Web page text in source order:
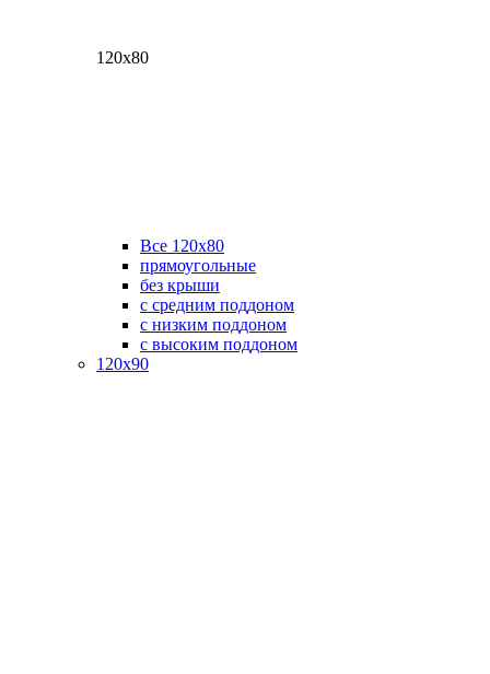
120х80
Все 120х80
прямоугольные
без крыши
с средним поддоном
с низким поддоном
с высоким поддоном
120х90